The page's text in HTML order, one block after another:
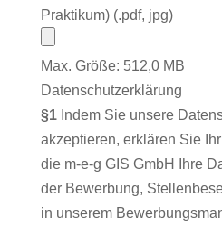
Praktikum) (.pdf, jpg)
Max. Größe: 512,0 MB
Datenschutzerklärung
§1Indem Sie unsere
akzeptieren, erklären Sie
die m-e-g GIS GmbH Ihre
der Bewerbung,
in unserem